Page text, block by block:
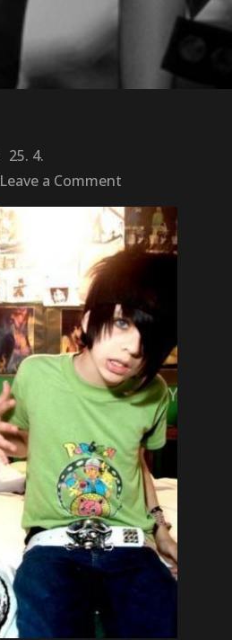
25. 4.
Leave a Comment
Andres
Gorgeous